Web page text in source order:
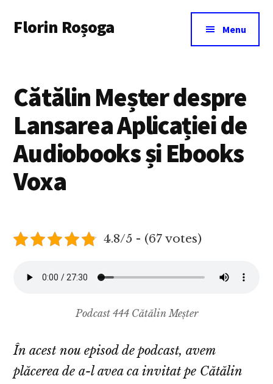
main
menu
Florin Roșoga Menu
Cătălin Meșter despre
Lansarea Aplicației de
Audiobooks și Ebooks
Voxa
4.8/5 - (67 votes)
Podcast 444 Cătălin Meșter
În acest nou episod de podcast, avem
plăcerea de a-l avea ca invitat pe Cătălin